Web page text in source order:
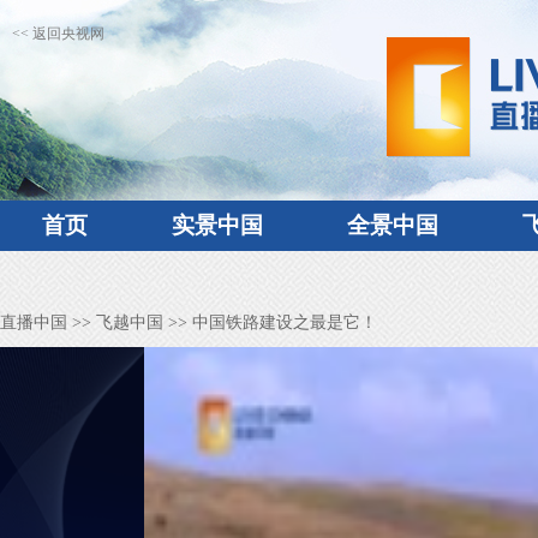
<< 返回央视网
首页 实景中国 全景中国
直播中国 >> 飞越中国 >> 中国铁路建设之最是它！